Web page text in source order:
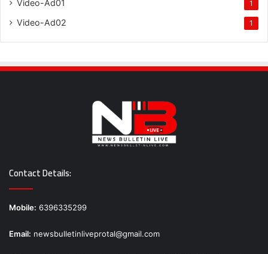
Video-Ad01 1
Video-Ad02 1
Contact Details:
Mobile: 6396335299
Email: newsbulletinliveprotal@gmail.com